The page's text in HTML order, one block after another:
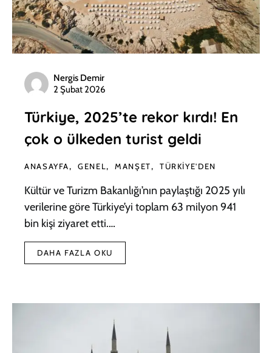
Nergis Demir
2 Şubat 2026
Türkiye, 2025’te rekor kırdı! En
çok o ülkeden turist geldi
ANASAYFA GENEL MANŞET TÜRKIYE'DEN
Kültür ve Turizm Bakanlığı’nın paylaştığı 2025 yılı
verilerine göre Türkiye’yi toplam 63 milyon 941
bin kişi ziyaret etti.…
DAHA FAZLA OKU